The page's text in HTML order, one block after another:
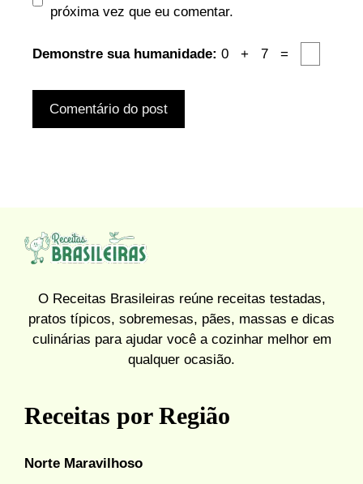
próxima vez que eu comentar.
Demonstre sua humanidade: 0 + 7 =
O Receitas Brasileiras reúne receitas testadas,
pratos típicos, sobremesas, pães, massas e dicas
culinárias para ajudar você a cozinhar melhor em
qualquer ocasião.
Receitas por Região
Norte Maravilhoso